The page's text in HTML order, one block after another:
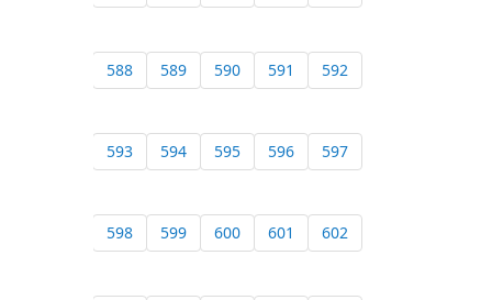
588 589 590 591 592
593 594 595 596 597
598 599 600 601 602